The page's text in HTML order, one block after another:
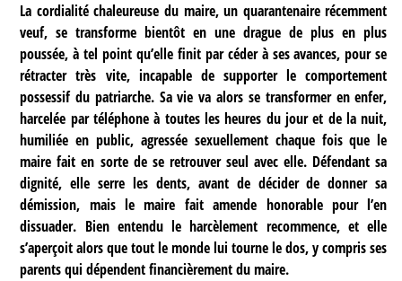
La cordialité chaleureuse du maire, un quarantenaire récemment
veuf, se transforme bientôt en une drague de plus en plus
poussée, à tel point qu’elle finit par céder à ses avances, pour se
rétracter très vite, incapable de supporter le comportement
possessif du patriarche. Sa vie va alors se transformer en enfer,
harcelée par téléphone à toutes les heures du jour et de la nuit,
humiliée en public, agressée sexuellement chaque fois que le
maire fait en sorte de se retrouver seul avec elle. Défendant sa
dignité, elle serre les dents, avant de décider de donner sa
démission, mais le maire fait amende honorable pour l’en
dissuader. Bien entendu le harcèlement recommence, et elle
s’aperçoit alors que tout le monde lui tourne le dos, y compris ses
parents qui dépendent financièrement du maire.